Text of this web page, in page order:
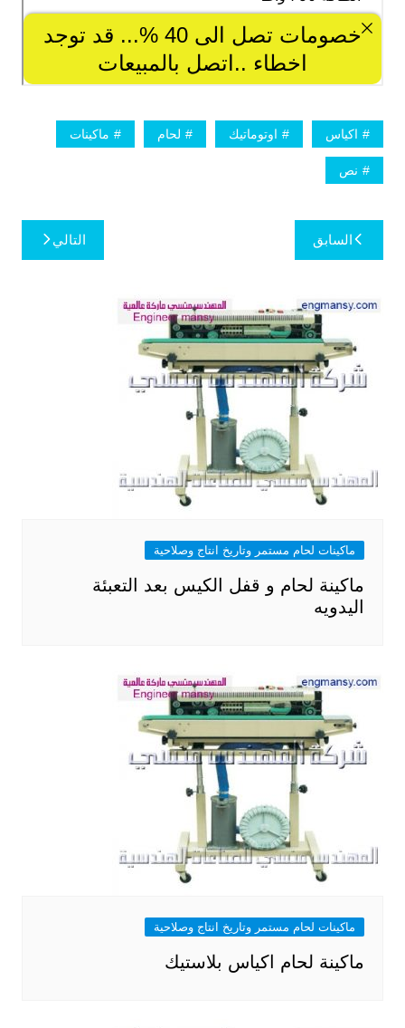
اكياس اوتوماتيك لحام ماكينات
نص
تصفّح
المقالات
السابق التالي
ماكينات لحام مستمر وتاريخ انتاج وصلاحية
ماكينة لحام و قفل الكيس بعد التعبئة
اليدويه
ماكينات لحام مستمر وتاريخ انتاج وصلاحية
ماكينة لحام اكياس بلاستيك